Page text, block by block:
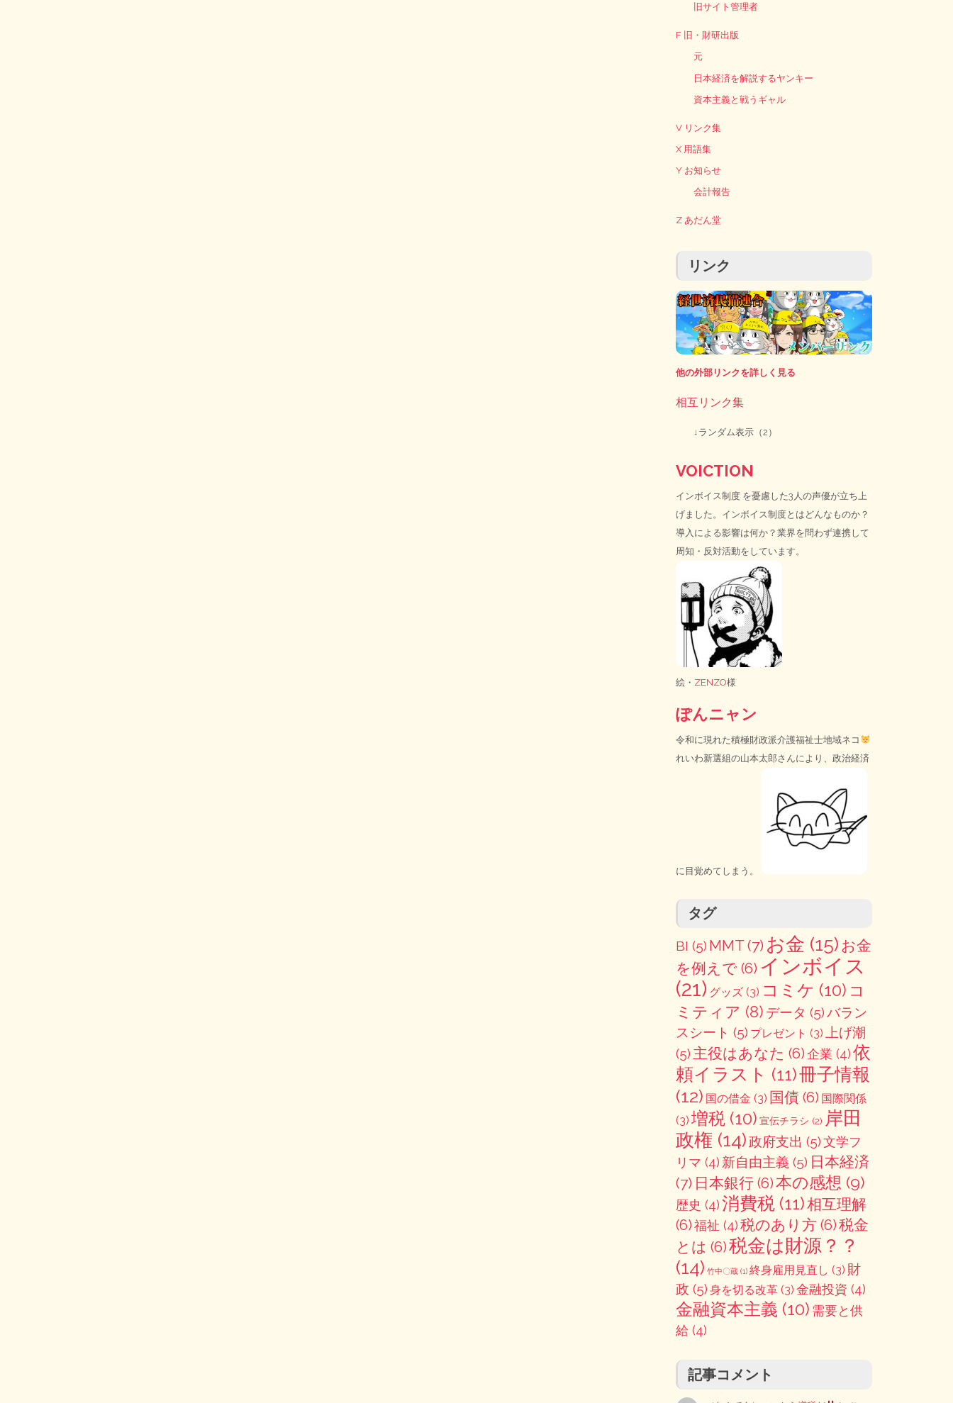
旧サイト管理者
F 旧・財研出版
元
日本経済を解説するヤンキー
資本主義と戦うギャル
V リンク集
X 用語集
Y お知らせ
会計報告
Z あだん堂
リンク
他の外部リンクを詳しく見る
相互リンク集
↓ランダム表示（2）
VOICTION
インボイス制度を憂慮した3人の声優が立ち上
げました。インボイス制度とはどんなものか？
導入による影響は何か？業界を問わず連携して
周知・反対活動をしています。
絵・ ZENZO様
ぽんニャン
令和に現れた積極財政派介護福祉士地域ネコ
れいわ新選組の山本太郎さんにより、政治経済
に目覚めてしまう。
タグ
BI (5) MMT(7) お金 (15) お金
を例えで(6) インボイス
(21) グッズ(3) コミケ (10) コ
ミティア (8) データ (5)バラン
スシート (5) プレゼント (3) 上げ潮
(5) 主役はあなた (6)企業 (4)依
頼イラスト (11)冊子情報
(12) 国の借金 (3) 国債(6) 国際関係
(3) 増税(10) 宣伝チラシ (2) 岸田
政権 (14)政府支出 (5)文学フ
リマ (4) 新自由主義 (5) 日本経済
(7) 日本銀行(6)本の感想 (9)
歴史 (4)消費税(11)相互理解
(6)福祉 (4)税のあり方(6)税金
とは (6)税金は財源？？
(14) 竹中〇蔵(1) 終身雇用見直し (3) 財
政 (5) 身を切る改革(3) 金融投資 (4)
金融資本主義 (10) 需要と供
給 (4)
記事コメント